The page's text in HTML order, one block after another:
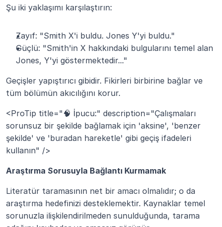
Şu iki yaklaşımı karşılaştırın:
Zayıf: "Smith X'i buldu. Jones Y'yi buldu."
Güçlü: "Smith'in X hakkındaki bulgularını temel alan
Jones, Y'yi göstermektedir..."
Geçişler yapıştırıcı gibidir. Fikirleri birbirine bağlar ve
tüm bölümün akıcılığını korur.
<ProTip title="🧠 İpucu:" description="Çalışmaları
sorunsuz bir şekilde bağlamak için 'aksine', 'benzer
şekilde' ve 'buradan hareketle' gibi geçiş ifadeleri
kullanın" />
Araştırma Sorusuyla Bağlantı Kurmamak
Literatür taramasının net bir amacı olmalıdır; o da
araştırma hedefinizi desteklemektir. Kaynaklar temel
sorunuzla ilişkilendirilmeden sunulduğunda, tarama